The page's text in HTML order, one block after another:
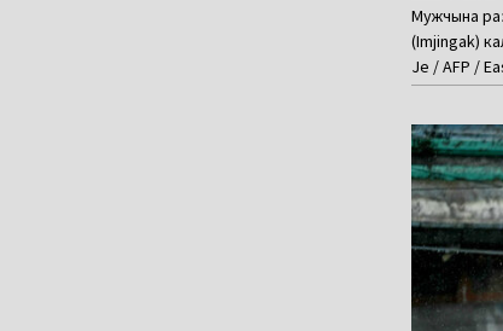
Мужчына
(Imjingak)
Je / AFP /